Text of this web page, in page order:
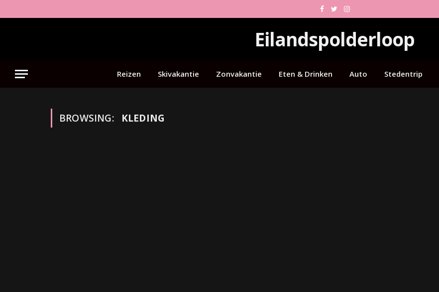
Facebook
TwitterInstagram
Eilandspolderloop
Reizen Skivakantie Zonvakantie Eten & Drinken Auto Stedentrip
BROWSING: KLEDING